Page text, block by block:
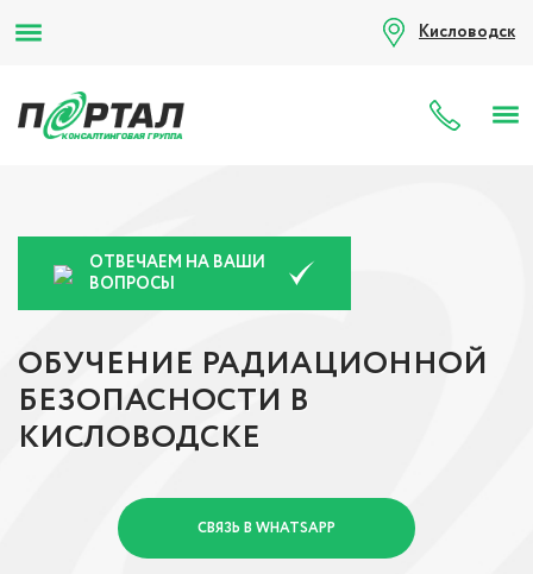
Кисловодск
8
ОТВЕЧАЕМ НА ВАШИ
ВОПРОСЫ
ОБУЧЕНИЕ РАДИАЦИОННОЙ
БЕЗОПАСНОСТИ В
КИСЛОВОДСКЕ
СВЯЗЬ В WHATSAPP